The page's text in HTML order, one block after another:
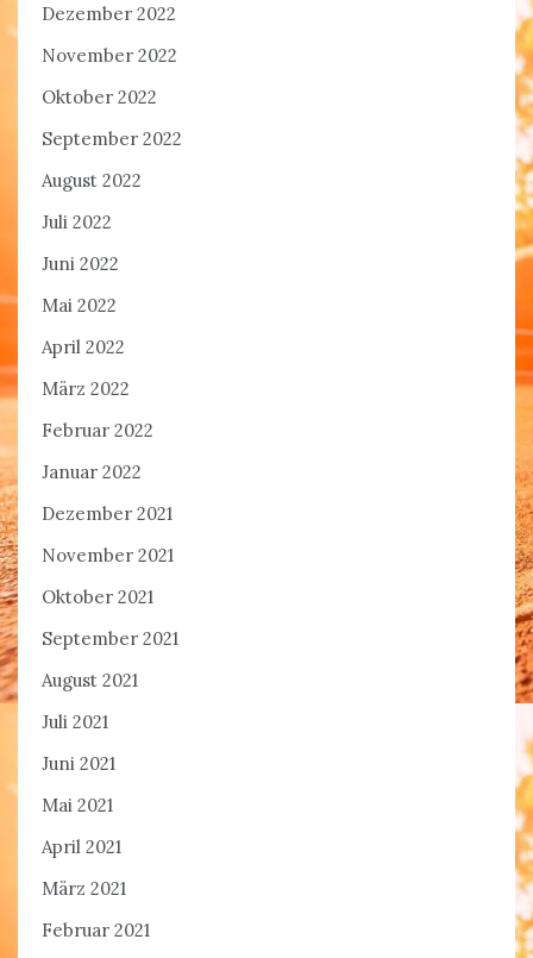
Dezember 2022
November 2022
Oktober 2022
September 2022
August 2022
Juli 2022
Juni 2022
Mai 2022
April 2022
März 2022
Februar 2022
Januar 2022
Dezember 2021
November 2021
Oktober 2021
September 2021
August 2021
Juli 2021
Juni 2021
Mai 2021
April 2021
März 2021
Februar 2021